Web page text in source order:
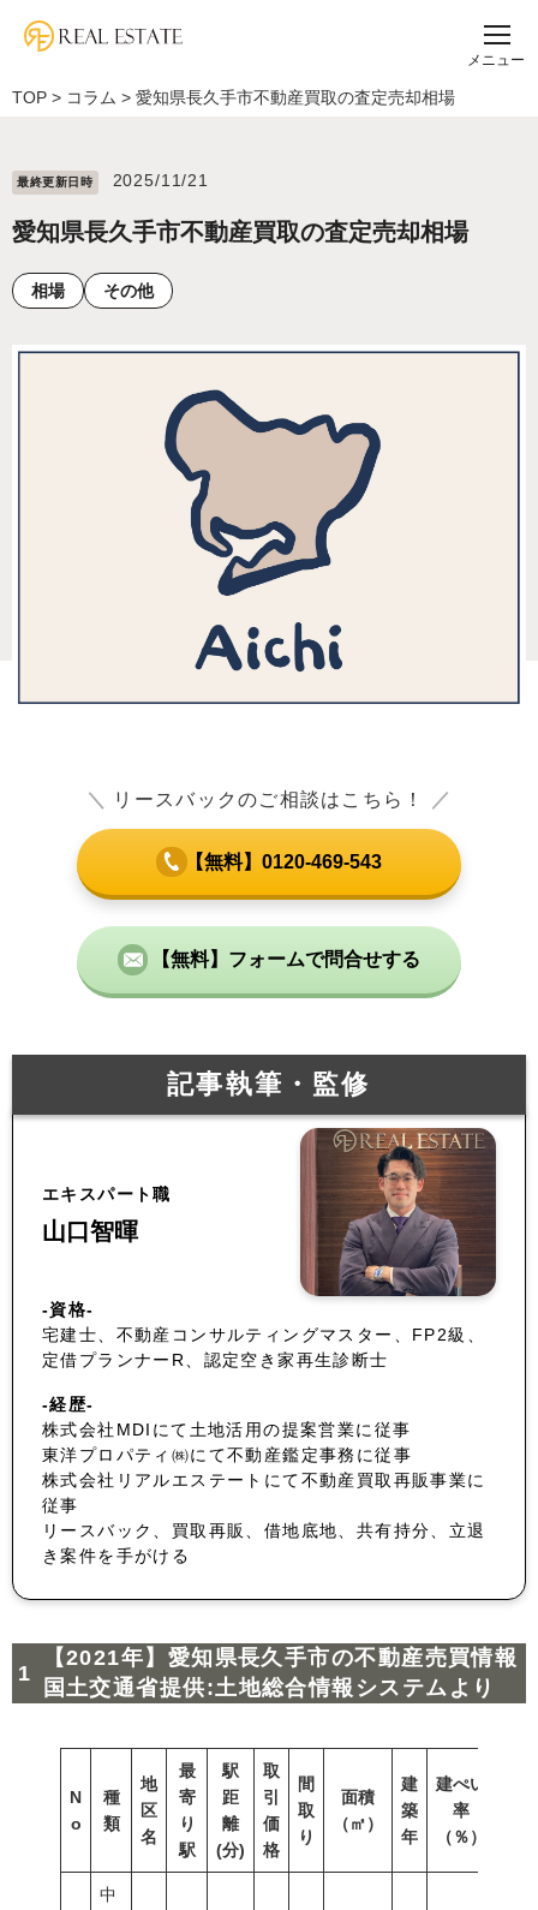
メニュー
TOP > コラム > 愛知県長久手市不動産買取の査定売却相場
最終更新⽇時 2025/11/21
愛知県長久手市不動産買取の査定売却相場
相場 その他
＼ リースバックのご相談はこちら！ ／
【無料】0120-469-543
【無料】フォームで問合せする
記事執筆・監修
エキスパート職
山口智暉
-資格-
宅建士、不動産コンサルティングマスター、FP2級、
定借プランナーR、認定空き家再生診断士
-経歴-
株式会社MDIにて土地活用の提案営業に従事
東洋プロパティ㈱にて不動産鑑定事務に従事
株式会社リアルエステートにて不動産買取再販事業に
従事
リースバック、買取再販、借地底地、共有持分、立退
き案件を手がける
【2021年】愛知県長久手市の不動産売買情報
国土交通省提供:土地総合情報システムより
N
o
種
類
地
区
名
最
寄
り
駅
駅
距
離
(分)
取
引
価
格
間
取
り
面積
（㎡）
建
築
年
建ぺい
率
（％）
中